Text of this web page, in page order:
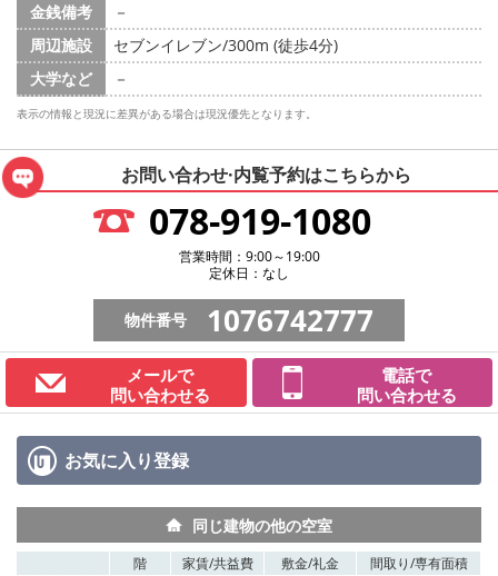
金銭備考
－
周辺施設
セブンイレブン/300m (徒歩4分)
大学など
－
表示の情報と現況に差異がある場合は現況優先となります。
お問い合わせ·内覧予約はこちらから
078-919-1080
営業時間：9:00～19:00
定休日：なし
物件番号 1076742777
メールで
問い合わせる
電話で
問い合わせる
お気に入り登録
同じ建物の他の空室
階 家賃/共益費 敷金/礼金 間取り/専有面積